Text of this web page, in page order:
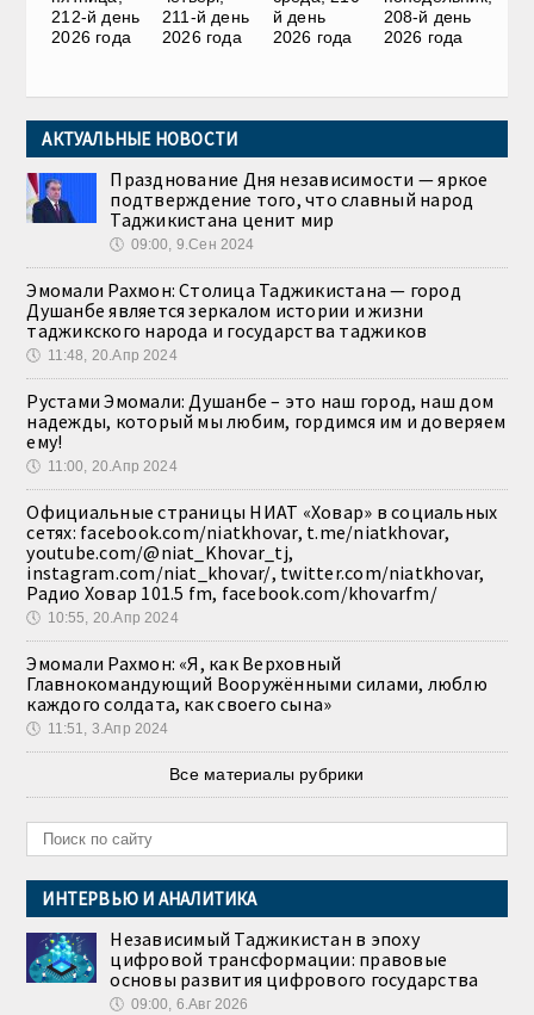
212-й день
2026 года
211-й день
2026 года
й день
2026 года
208-й день
2026 года
АКТУАЛЬНЫЕ НОВОСТИ
Празднование Дня независимости — яркое
подтверждение того, что славный народ
Таджикистана ценит мир
🕔 09:00, 9.Сен 2024
Эмомали Рахмон: Столица Таджикистана — город
Душанбе является зеркалом истории и жизни
таджикского народа и государства таджиков
🕔 11:48, 20.Апр 2024
Рустами Эмомали: Душанбе – это наш город, наш дом
надежды, который мы любим, гордимся им и доверяем
ему!
🕔 11:00, 20.Апр 2024
Официальные страницы НИАТ «Ховар» в социальных
сетях: facebook.com/niatkhovar, t.me/niatkhovar,
youtube.com/@niat_Khovar_tj,
instagram.com/niat_khovar/, twitter.com/niatkhovar,
Радио Ховар 101.5 fm, facebook.com/khovarfm/
🕔 10:55, 20.Апр 2024
Эмомали Рахмон: «Я, как Верховный
Главнокомандующий Вооружёнными силами, люблю
каждого солдата, как своего сына»
🕔 11:51, 3.Апр 2024
Все материалы рубрики
ИНТЕРВЬЮ И АНАЛИТИКА
Независимый Таджикистан в эпоху
цифровой трансформации: правовые
основы развития цифрового государства
🕔 09:00, 6.Авг 2026